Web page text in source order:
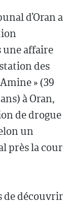
d’Oran a
une affaire
des
» (39
à Oran,
de drogue
un
près la cour
de découvrir